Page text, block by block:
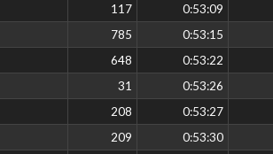
117 0:53:09
785 0:53:15
648 0:53:22
31 0:53:26
208 0:53:27
209 0:53:30